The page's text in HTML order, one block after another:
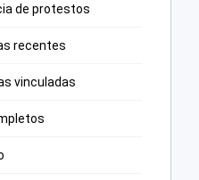
de protestos
recentes
vinculadas